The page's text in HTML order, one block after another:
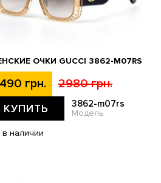
ОЧКИ GUCCI 3862-M07RS
грн. 2980 грн.
КУПИТЬ 3862-m07rs
Модель
в наличии